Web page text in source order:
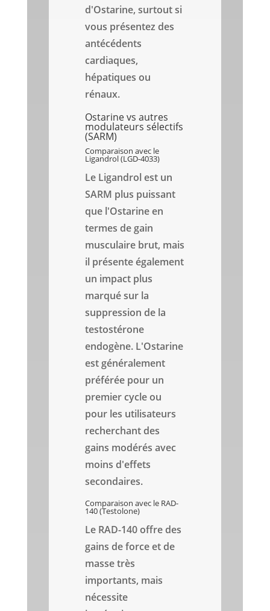
d'Ostarine, surtout si
vous présentez des
antécédents
cardiaques,
hépatiques ou
rénaux.
Ostarine vs autres
modulateurs sélectifs
(SARM)
Comparaison avec le
Ligandrol (LGD-4033)
Le Ligandrol est un
SARM plus puissant
que l'Ostarine en
termes de gain
musculaire brut, mais
il présente également
un impact plus
marqué sur la
suppression de la
testostérone
endogène. L'Ostarine
est généralement
préférée pour un
premier cycle ou
pour les utilisateurs
recherchant des
gains modérés avec
moins d'effets
secondaires.
Comparaison avec le RAD-
140 (Testolone)
Le RAD-140 offre des
gains de force et de
masse très
importants, mais
nécessite